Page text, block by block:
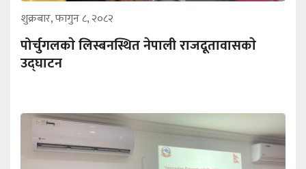
शुक्रबार, फागुन ८, २०८२
पोर्चुगलकाे लिस्बनस्थित नेपाली राजदूतावासकाे
उद्घाटन